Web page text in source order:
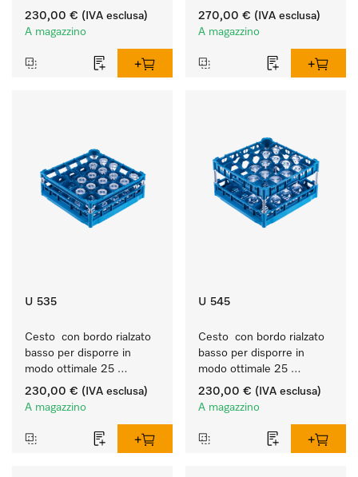
bicchieri fino a 20 cm.
230,00 € (IVA esclusa)
A magazzino
270,00 € (IVA esclusa)
A magazzino
U 535
Cesto  con bordo rialzato
basso per disporre in
modo ottimale 25
bicchieri fino a 20 cm.
230,00 € (IVA esclusa)
A magazzino
U 545
Cesto  con bordo rialzato
basso per disporre in
modo ottimale 25
bicchieri fino a 23 cm.
230,00 € (IVA esclusa)
A magazzino